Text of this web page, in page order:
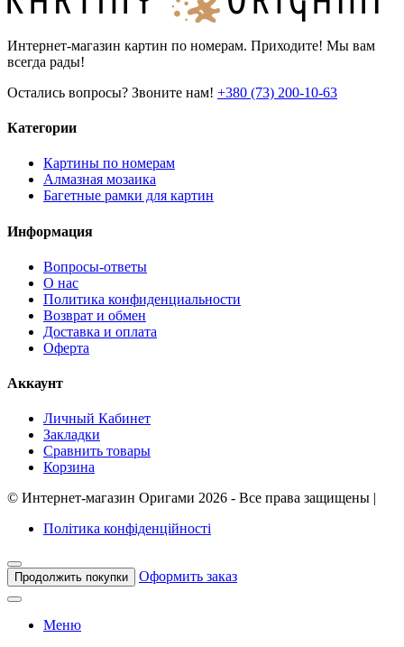
Интернет-магазин картин по номерам. Приходите! Мы вам
всегда рады!
Остались вопросы? Звоните нам! +380 (73) 200-10-63
Категории
Картины по номерам
Алмазная мозаика
Багетные рамки для картин
Информация
Вопросы-ответы
О нас
Политика конфиденциальности
Возврат и обмен
Доставка и оплата
Оферта
Аккаунт
Личный Кабинет
Закладки
Сравнить товары
Корзина
© Интернет-магазин Оригами 2026 - Все права защищены
Політика конфіденційності
Продолжить покупки Оформить заказ
Меню